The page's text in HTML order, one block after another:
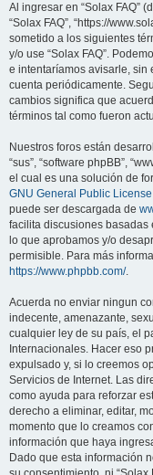
Al ingresar en “Solax FAQ”
“Solax FAQ”, “https://
sometido a los siguientes
y/o use “Solax FAQ”.
e intentaríamos avisarle, sin
cuenta periódicamente.
cambios significa que
términos tal como fueron
Nuestros foros están
“sus”, “software phpBB”,
el cual es una solución de
GNU General Public
puede ser descargada de
facilita discusiones basadas
lo que aprobamos y/o
permisible. Para más
https://www.phpbb.com/.
Acuerda no enviar ningun
indecente, amenazante,
cualquier ley de su país, el
Internacionales. Hacer eso
expulsado y, si lo creemos
Servicios de Internet. Las
como ayuda para reforzar
derecho a eliminar, editar,
momento que lo creamos
información que haya
Dado que esta información